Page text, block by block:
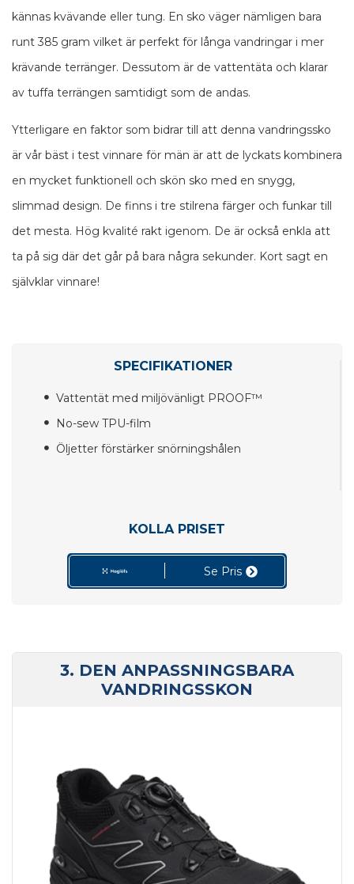
kännas kvävande eller tung. En sko väger nämligen bara
runt 385 gram vilket är perfekt för långa vandringar i mer
krävande terränger. Dessutom är de vattentäta och klarar
av tuffa terrängen samtidigt som de andas.
Ytterligare en faktor som bidrar till att denna vandringssko
är vår bäst i test vinnare för män är att de lyckats kombinera
en mycket funktionell och skön sko med en snygg,
slimmad design. De finns i tre stilrena färger och funkar till
det mesta. Hög kvalité rakt igenom. De är också enkla att
ta på sig där det går på bara några sekunder. Kort sagt en
självklar vinnare!
SPECIFIKATIONER
Vattentät med miljövänligt PROOF™
No-sew TPU-film
Öljetter förstärker snörningshålen
KOLLA PRISET
Se Pris
3. DEN ANPASSNINGSBARA
VANDRINGSSKON